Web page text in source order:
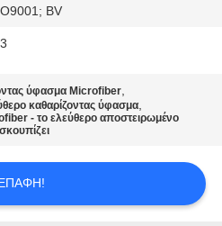
BV
ύφασμα Microfiber,
καθαρίζοντας ύφασμα,
- το ελεύθερο αποστειρωμένο